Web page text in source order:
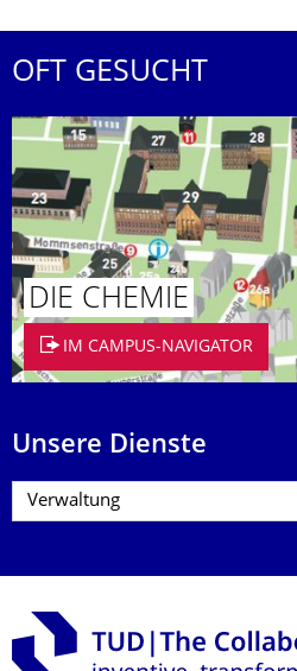
OFT GESUCHT
DIE CHEMIE
IM CAMPUS-NAVIGATOR
Unsere Dienste